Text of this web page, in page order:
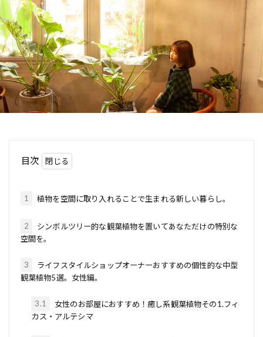
目次
1 植物を空間に取り入れることで生まれる新しい暮らし。
2
シンボルツリー的な観葉植物を置いてあなただけの特別な
空間を。
3
ライフスタイルショップオーナーおすすめの個性的な中型
観葉植物5選。女性編。
3.1
女性のお部屋におすすめ！癒し系観葉植物その1.フィ
カス・アルテシマ